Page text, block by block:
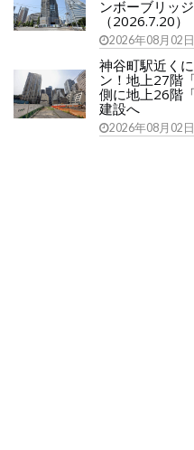
ンボーブリッ
（2026.7.20）
2026年08月02日
神谷町駅近く
ン！地上27階
側に地上26階
建設へ
2026年08月02日